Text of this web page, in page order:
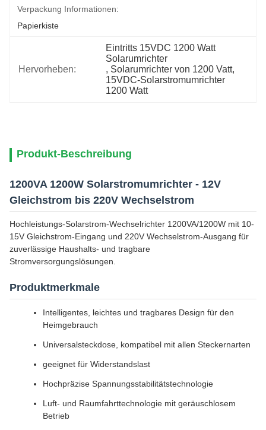
Verpackung Informationen:
Papierkiste
Hervorheben:
Eintritts 15VDC 1200 Watt
Solarumrichter
, Solarumrichter von 1200 Vatt,
15VDC-Solarstromumrichter
1200 Watt
Produkt-Beschreibung
1200VA 1200W Solarstromumrichter - 12V
Gleichstrom bis 220V Wechselstrom
Hochleistungs-Solarstrom-Wechselrichter 1200VA/1200W mit 10-
15V Gleichstrom-Eingang und 220V Wechselstrom-Ausgang für
zuverlässige Haushalts- und tragbare
Stromversorgungslösungen.
Produktmerkmale
Intelligentes, leichtes und tragbares Design für den
Heimgebrauch
Universalsteckdose, kompatibel mit allen Steckernarten
geeignet für Widerstandslast
Hochpräzise Spannungsstabilitätstechnologie
Luft- und Raumfahrttechnologie mit geräuschlosem
Betrieb